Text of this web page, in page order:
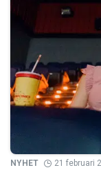
NYHET 21 februari